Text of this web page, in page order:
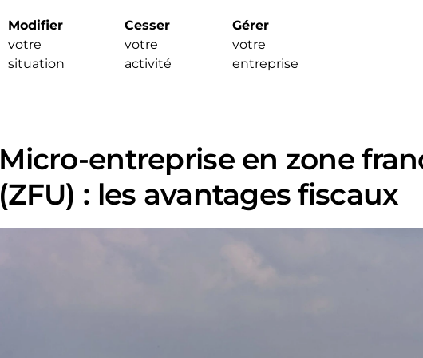
Modifier
votre
situation
Cesser
votre
activité
Gérer
votre
entreprise
Micro-entreprise en zone
(ZFU) : les avantages fiscaux